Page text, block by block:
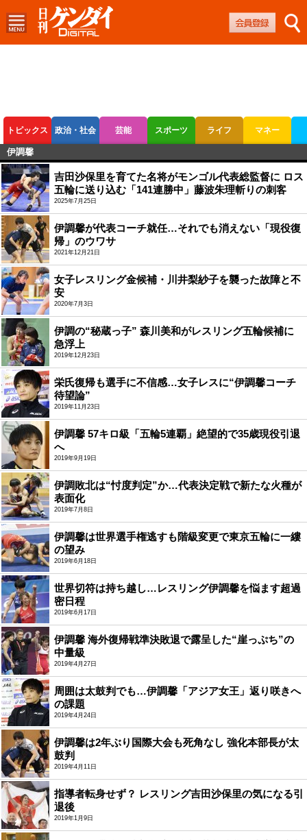
トピックス 政治・社会 芸能 スポーツ ライフ マネー
ボートレース
伊調馨
吉田沙保里を育てた名将がモンゴル代表総監督に ロス
五輪に送り込む「141連勝中」藤波朱理斬りの刺客
2025年7月25日
伊調馨が代表コーチ就任…それでも消えない「現役復
帰」のウワサ
2021年12月21日
女子レスリング金候補・川井梨紗子を襲った故障と不
安
2020年7月3日
伊調の“秘蔵っ子” 森川美和がレスリング五輪候補に
急浮上
2019年12月23日
栄氏復帰も選手に不信感…女子レスに“伊調馨コーチ
待望論”
2019年11月23日
伊調馨 57キロ級「五輪5連覇」絶望的で35歳現役引退
へ
2019年9月19日
伊調敗北は“忖度判定”か…代表決定戦で新たな火種が
表面化
2019年7月8日
伊調馨は世界選手権逃すも階級変更で東京五輪に一縷
の望み
2019年6月18日
世界切符は持ち越し…レスリング伊調馨を悩ます超過
密日程
2019年6月17日
伊調馨 海外復帰戦準決敗退で露呈した“崖っぷち”の
中量級
2019年4月27日
周囲は太鼓判でも…伊調馨「アジア女王」返り咲きへ
の課題
2019年4月24日
伊調馨は2年ぶり国際大会も死角なし 強化本部長が太
鼓判
2019年4月11日
指導者転身せず？ レスリング吉田沙保里の気になる引
退後
2019年1月9日